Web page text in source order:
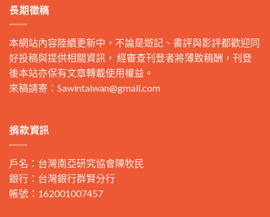
長期徵稿
本網站內容陸續更新中，不論是遊記、書評與影評都歡迎同
好投稿與提供相關資訊， 經審查刊登者將薄致稿酬，刊登
後本站亦保有文章轉載使用權益。
來稿請寄： Sawintaiwan@gmail.com
捐款資訊
戶名：台灣南亞研究協會陳牧民
銀行：台灣銀行群賢分行
帳號：162001007457